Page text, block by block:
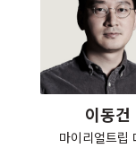
이동건
마이리얼트립